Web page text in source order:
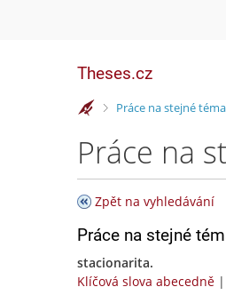
Theses.cz
>Práce na stejné téma
Práce na
Zpět na vyhledávání
Práce na stejné
stacionarita.
Klíčová slova abecedně |